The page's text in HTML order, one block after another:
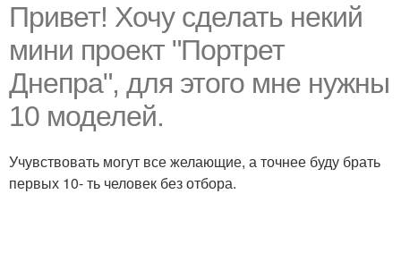
Привет! Хочу сделать некий
мини проект "Портрет
Днепра", для этого мне нужны
10 моделей.
Учувствовать могут все желающие, а точнее буду брать
первых 10- ть человек без отбора.